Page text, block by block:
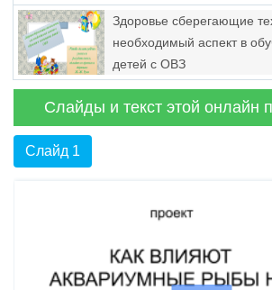
Здоровье сберегающие
необходимый аспект в
детей с ОВЗ
Слайды и текст этой онлайн
Слайд 1